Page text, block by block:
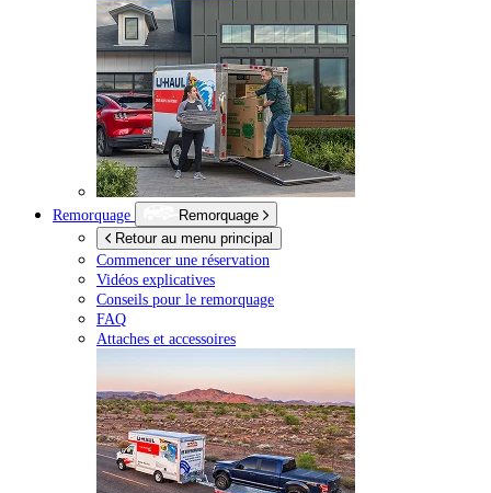
Remorquage
Remorquage
Retour au menu principal
Commencer une réservation
Vidéos explicatives
Conseils pour le remorquage
FAQ
Attaches et accessoires